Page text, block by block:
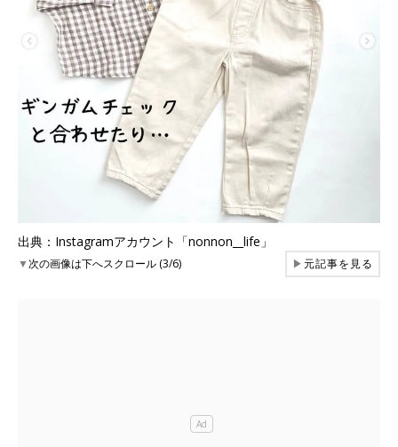
出典：Instagramアカウント「nonnon__life」
▼次の画像は下へスクロール (3/6) ▶元記事を見る